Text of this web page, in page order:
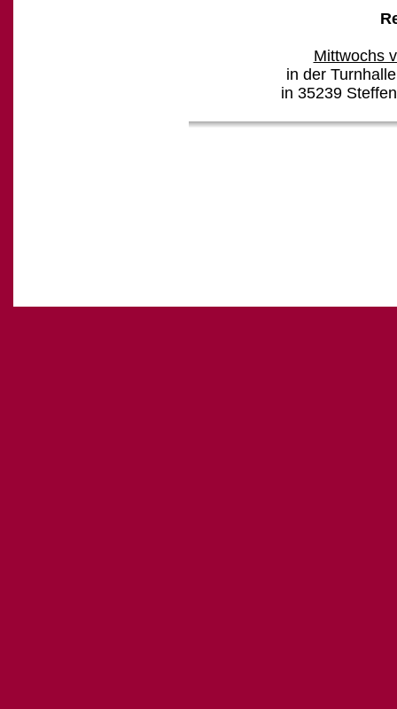
Mittwochs
in der
in 35239